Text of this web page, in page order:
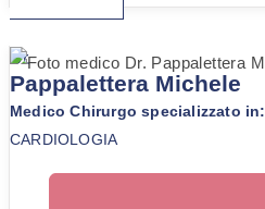
Dr.
Pappalettera Michele
Medico Chirurgo specializzato in:
CARDIOLOGIA